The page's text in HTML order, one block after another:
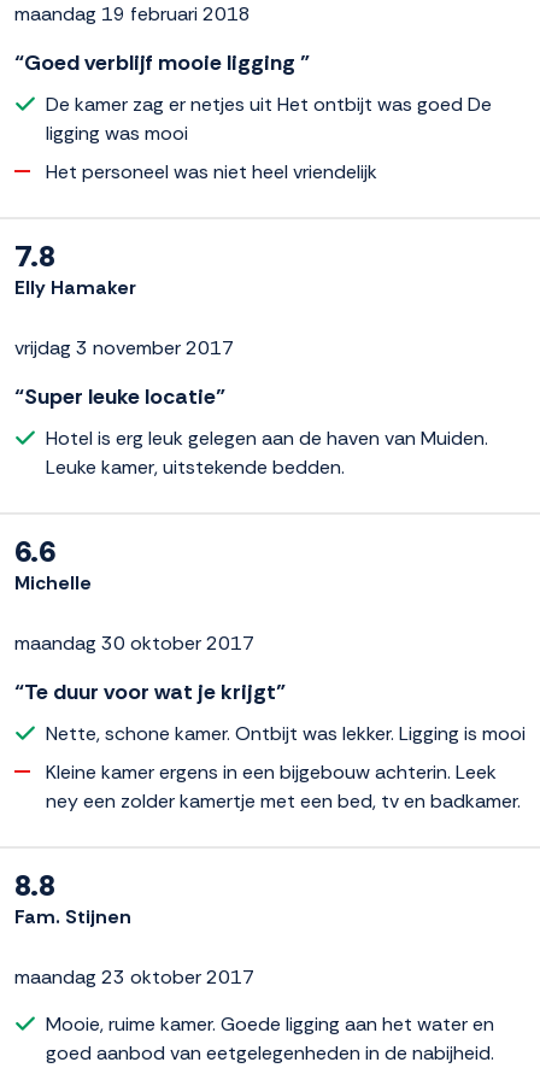
maandag 19 februari 2018
“Goed verblijf mooie ligging ”
De kamer zag er netjes uit Het ontbijt was goed De
ligging was mooi
Het personeel was niet heel vriendelijk
7.8
Elly Hamaker
vrijdag 3 november 2017
“Super leuke locatie”
Hotel is erg leuk gelegen aan de haven van Muiden.
Leuke kamer, uitstekende bedden.
6.6
Michelle
maandag 30 oktober 2017
“Te duur voor wat je krijgt”
Nette, schone kamer. Ontbijt was lekker. Ligging is mooi
Kleine kamer ergens in een bijgebouw achterin. Leek
ney een zolder kamertje met een bed, tv en badkamer.
8.8
Fam. Stijnen
maandag 23 oktober 2017
Mooie, ruime kamer. Goede ligging aan het water en
goed aanbod van eetgelegenheden in de nabijheid.